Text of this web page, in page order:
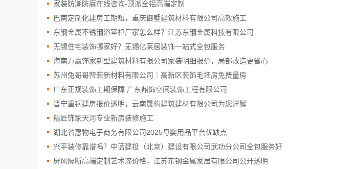
家装防潮防腐在线咨询-顶派全铝高端定制
巴南定制化建房工期短，重庆御墅建筑材料有限公司高效施工
东钢金属不锈钢浴室柜厂家怎么样？江苏东钢金属科技有限公司
无锡住宅装饰哪家好？无锡亿莱居装饰一站式全包服务
海南万赢饰家新型建筑材料有限公司家装明细报价，局部改造更省心
苏州兔哥哥智装新材料有限公司｜高新区装饰毛坯房免费量房
广东正规装饰工期保障 广东鼎饰空间装饰工程有限公司
晋宁重钢建房报价透明，云南晟构建筑建材有限公司为您详解
精匠饰家天河专业新房装修施工
湖北省惠物电子商务有限公司2025母婴用品平台优缺点
兴平装修靠谱吗？中蓝建投（北京）建设有限公司武功分公司全包服务好
屏风隔断高端定制艺术漆价格，江苏东钢金属家居有限公司公开透明